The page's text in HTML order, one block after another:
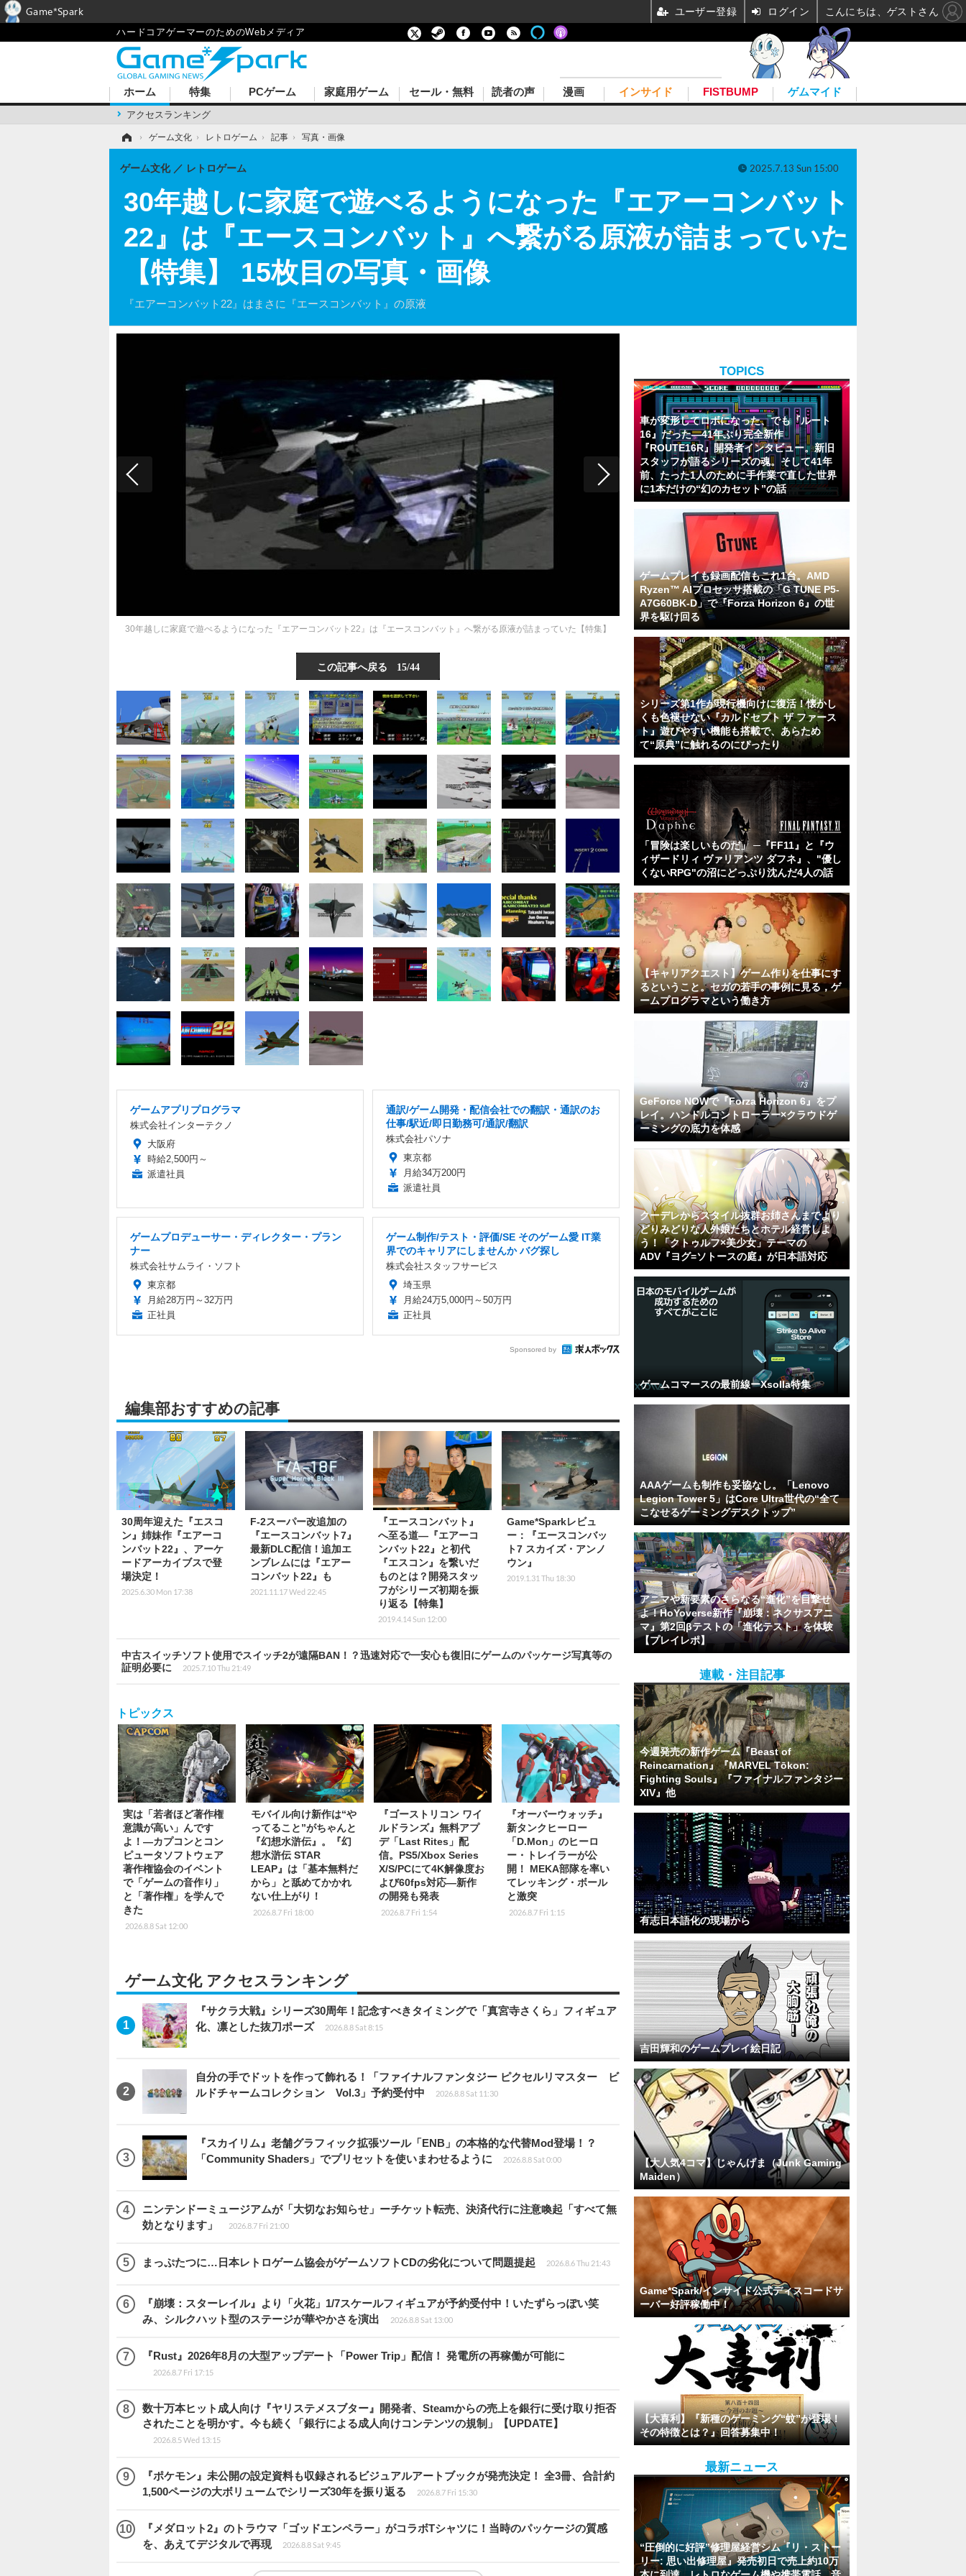
ハードコアゲーマーのためのWebメディア
ホーム
アクセスランキング
特集 PCゲーム 家庭用ゲーム セール・無料 読者の声 漫画 インサイド FISTBUMP ゲムマイド
› ゲーム文化 › レトロゲーム › 記事 › 写真・画像
30年越しに家庭で遊べるようになった『エアーコンバット
22』は『エースコンバット』へ繋がる原液が詰まっていた
【特集】 15枚目の写真・画像
『エアーコンバット22』はまさに『エースコンバット』の原液
ゲーム文化 レトロゲーム 2025.7.13 Sun 15:00
30年越しに家庭で遊べるようになった『エアーコンバット22』は『エースコンバット』へ繋がる原液が詰まっていた【特集】
この記事へ戻る 15/44
ゲームアプリプログラマ
株式会社インターテクノ
大阪府
時給2,500円～
派遣社員
通訳/ゲーム開発・配信会社での翻訳・通訳のお
仕事/駅近/即日勤務可/通訳/翻訳
株式会社パソナ
東京都
月給34万200円
派遣社員
ゲームプロデューサー・ディレクター・プラン
ナー
株式会社サムライ・ソフト
東京都
月給28万円～32万円
正社員
ゲーム制作/テスト・評価/SE そのゲーム愛 IT業
界でのキャリアにしませんか バグ探し
株式会社スタッフサービス
埼玉県
月給24万5,000円～50万円
正社員
Sponsored by
編集部おすすめの記事
30周年迎えた『エスコ
ン』姉妹作『エアーコ
ンバット22』、アーケ
ードアーカイブスで登
場決定！
2025.6.30 Mon 17:38
F-2スーパー改追加の
『エースコンバット7』
最新DLC配信！追加エ
ンブレムには『エアー
コンバット22』も
2021.11.17 Wed 22:45
『エースコンバット』
へ至る道―『エアーコ
ンバット22』と初代
『エスコン』を繋いだ
ものとは？開発スタッ
フがシリーズ初期を振
り返る【特集】
2019.4.14 Sun 12:00
Game*Sparkレビュ
ー：『エースコンバッ
ト7 スカイズ・アンノ
ウン』
2019.1.31 Thu 18:30
中古スイッチソフト使用でスイッチ2が遠隔BAN！？迅速対応で一安心も復旧にゲームのパッケージ写真等の
証明必要に
2025.7.10 Thu 21:49
トピックス
実は「若者ほど著作権
意識が高い」んです
よ！―カプコンとコン
ピュータソフトウェア
著作権協会のイベント
で「ゲームの音作り」
と「著作権」を学んで
きた
2026.8.8 Sat 12:00
モバイル向け新作は“や
ってること”がちゃんと
『幻想水滸伝』。『幻
想水滸伝 STAR
LEAP』は「基本無料だ
から」と舐めてかかれ
ない仕上がり！
2026.8.7 Fri 18:00
『ゴーストリコン ワイ
ルドランズ』無料アプ
デ「Last Rites」配
信。PS5/Xbox Series
X/S/PCにて4K解像度お
よび60fps対応―新作
の開発も発表
2026.8.7 Fri 1:54
『オーバーウォッチ』
新タンクヒーロー
「D.Mon」のヒーロ
ー・トレイラーが公
開！ MEKA部隊を率い
てレッキング・ボール
と激突
2026.8.7 Fri 1:15
ゲーム文化 アクセスランキング
『サクラ大戦』シリーズ30周年！記念すべきタイミングで「真宮寺さくら」フィギュア
化、凛とした抜刀ポーズ
2026.8.8 Sat 8:15
自分の手でドットを作って飾れる！「ファイナルファンタジー ピクセルリマスター ビ
ルドチャームコレクション Vol.3」予約受付中
2026.8.8 Sat 11:30
『スカイリム』老舗グラフィック拡張ツール「ENB」の本格的な代替Mod登場！？
「Community Shaders」でプリセットを使いまわせるように
2026.8.8 Sat 0:00
ニンテンドーミュージアムが「大切なお知らせ」ーチケット転売、決済代行に注意喚起「すべて無
効となります」
2026.8.7 Fri 21:00
まっぷたつに…日本レトロゲーム協会がゲームソフトCDの劣化について問題提起 2026.8.6 Thu 21:43
『崩壊：スターレイル』より「火花」1/7スケールフィギュアが予約受付中！いたずらっぽい笑
み、シルクハット型のステージが華やかさを演出
2026.8.8 Sat 13:00
『Rust』2026年8月の大型アップデート「Power Trip」配信！ 発電所の再稼働が可能に
2026.8.7 Fri 17:15
数十万本ヒット成人向け『ヤリステメスブター』開発者、Steamからの売上を銀行に受け取り拒否
されたことを明かす。今も続く「銀行による成人向けコンテンツの規制」【UPDATE】
2026.8.5 Wed 13:15
『ポケモン』未公開の設定資料も収録されるビジュアルアートブックが発売決定！ 全3冊、合計約
1,500ページの大ボリュームでシリーズ30年を振り返る
2026.8.7 Fri 15:30
『メダロット2』のトラウマ「ゴッドエンペラー」がコラボTシャツに！当時のパッケージの質感
を、あえてデジタルで再現
2026.8.8 Sat 9:45
TOPICS
車が変形してロボになった、でも『ルート
16』だった―41年ぶり完全新作
『ROUTE16R』開発者インタビュー。新旧
スタッフが語るシリーズの魂。そして41年
前、たった1人のために手作業で直した世界
に1本だけの“幻のカセット”の話
ゲームプレイも録画配信もこれ1台。AMD
Ryzen™ AIプロセッサ搭載の「G TUNE P5-
A7G60BK-D」で『Forza Horizon 6』の世
界を駆け回る
シリーズ第1作が現行機向けに復活！懐かし
くも色褪せない『カルドセプト ザ ファース
ト』遊びやすい機能も搭載で、あらため
て“原典”に触れるのにぴったり
「冒険は楽しいものだ」 ─『FF11』と『ウ
ィザードリィ ヴァリアンツ ダフネ』、"優し
くないRPG"の沼にどっぷり沈んだ4人の話
【キャリアクエスト】ゲーム作りを仕事にす
るということ。セガの若手の事例に見る，ゲ
ームプログラマという働き方
GeForce NOWで『Forza Horizon 6』をプ
レイ。ハンドルコントローラー×クラウドゲ
ーミングの底力を体感
クーデレからスタイル抜群お姉さんまでより
どりみどりな人外娘たちとホテル経営しよ
う！「クトゥルフ×美少女」テーマの
ADV『ヨグ=ソトースの庭』が日本語対応
ゲームコマースの最前線ーXsolla特集
AAAゲームも制作も妥協なし。「Lenovo
Legion Tower 5」はCore Ultra世代の“全て
こなせるゲーミングデスクトップ”
アニマや新要素のさらなる“進化”を目撃せ
よ！HoYoverse新作『崩壊：ネクサスアニ
マ』第2回βテストの「進化テスト」を体験
【プレイレポ】
連載・注目記事
今週発売の新作ゲーム『Beast of
Reincarnation』『MARVEL Tōkon:
Fighting Souls』『ファイナルファンタジー
XIV』他
有志日本語化の現場から
吉田輝和のゲームプレイ絵日記
【大人気4コマ】じゃんげま（Junk Gaming
Maiden）
Game*Spark/インサイド公式ディスコードサ
ーバー好評稼働中！
【大喜利】『新種のゲーミング“蚊”が登場！
その特徴とは？』回答募集中！
最新ニュース
“圧倒的に好評”修理屋経営シム『リ・ストー
リー: 思い出修理屋』発売初日で売上約10万
Game*Spark ユーザー登録 ログイン こんにちは、ゲストさん